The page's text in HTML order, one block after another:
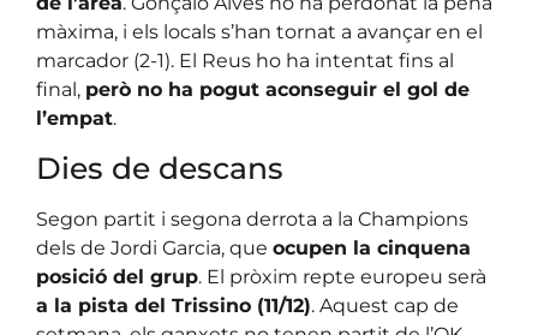
màxima, i els locals s’han tornat a avançar en el
marcador (2-1). El Reus ho ha intentat fins al
final, però no ha pogut aconseguir el gol de
l’empat.
Dies de descans
Segon partit i segona derrota a la Champions
dels de Jordi Garcia, que ocupen la cinquena
posició del grup. El pròxim repte europeu serà
a la pista del Trissino (11/12). Aquest cap de